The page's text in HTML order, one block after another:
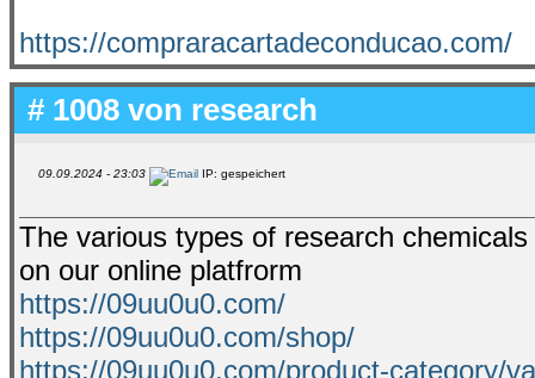
https://compraracartadeconducao.com/
# 1008 von research
09.09.2024 - 23:03 IP: gespeichert
The various types of research
on our online platfrorm
https://09uu0u0.com/
https://09uu0u0.com/shop/
https://09uu0u0.com/product-category/